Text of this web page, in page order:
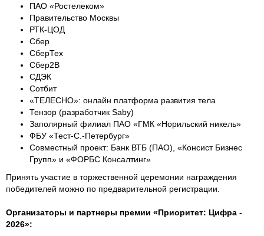
ПАО «Ростелеком»
Правительство Москвы
РТК-ЦОД
Сбер
СберТех
Cбер2B
СДЭК
Сотбит
«ТЕЛЕСНО»: онлайн платформа развития тела
Тензор (разработчик Saby)
Заполярный филиал ПАО «ГМК «Норильский никель»
ФБУ «Тест-С.-Петербург»
Совместный проект: Банк ВТБ (ПАО), «Консист Бизнес
Групп» и «ФОРБС Консалтинг»
Принять участие в торжественной церемонии награждения
победителей можно по предварительной регистрации.
Организаторы и партнеры премии «Приоритет: Цифра -
2026»: